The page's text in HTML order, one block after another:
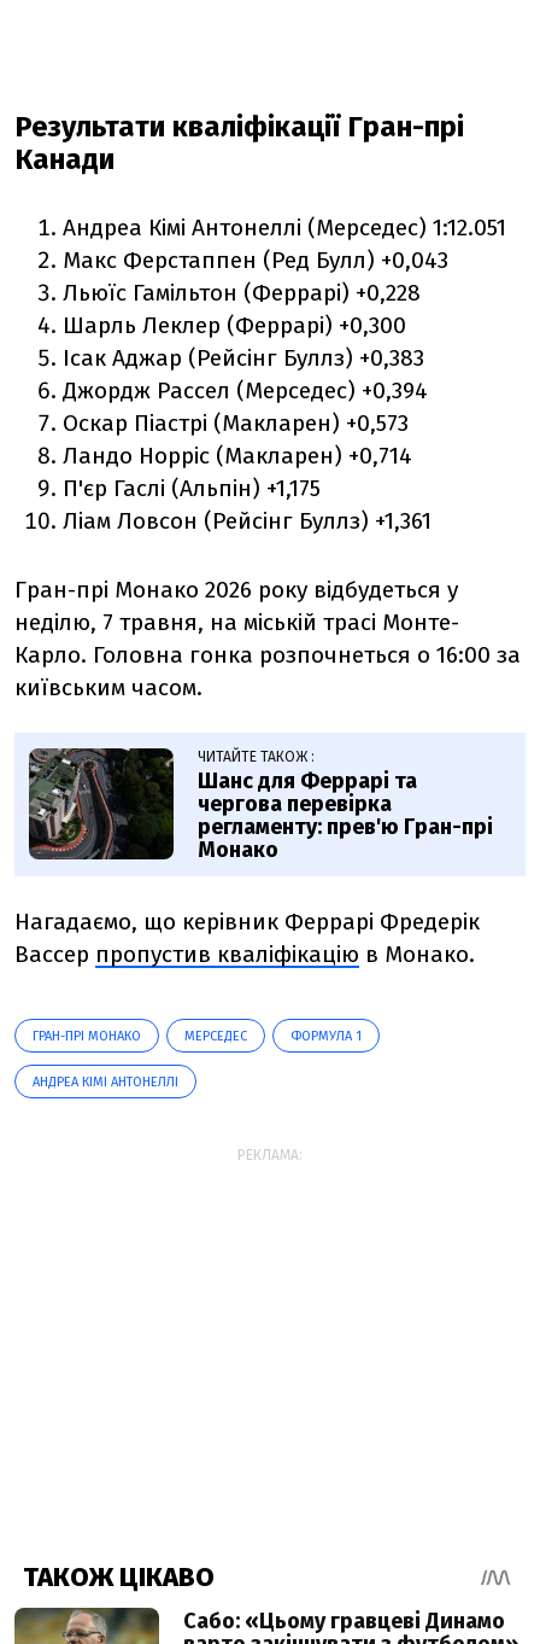
Результати кваліфікації Гран-прі
Канади
Андреа Кімі Антонеллі (Мерседес) 1:12.051
Макс Ферстаппен (Ред Булл) +0,043
Льюїс Гамільтон (Феррарі) +0,228
Шарль Леклер (Феррарі) +0,300
Ісак Аджар (Рейсінг Буллз) +0,383
Джордж Рассел (Мерседес) +0,394
Оскар Піастрі (Макларен) +0,573
Ландо Норріс (Макларен) +0,714
П'єр Гаслі (Альпін) +1,175
Ліам Ловсон (Рейсінг Буллз) +1,361
Гран-прі Монако 2026 року відбудеться у
неділю, 7 травня, на міській трасі Монте-
Карло. Головна гонка розпочнеться о 16:00 за
київським часом.
ЧИТАЙТЕ ТАКОЖ :
Шанс для Феррарі та
чергова перевірка
регламенту: прев'ю Гран-прі
Монако
Нагадаємо, що керівник Феррарі Фредерік
Вассер пропустив кваліфікацію в Монако.
ГРАН-ПРІ МОНАКО МЕРСЕДЕС ФОРМУЛА 1
АНДРЕА КІМІ АНТОНЕЛЛІ
РЕКЛАМА: